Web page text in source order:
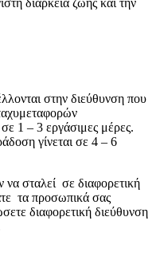
στην διεύθυνση που
1 – 3 εργάσιμες μέρες.
γίνεται σε 4 – 6
να σταλεί σε διαφορετική
τα προσωπικά σας
διαφορετική διεύθυνση